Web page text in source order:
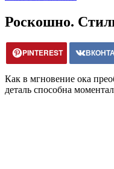
Роскошно.
PINTEREST
Как в мгновение ока
деталь способна